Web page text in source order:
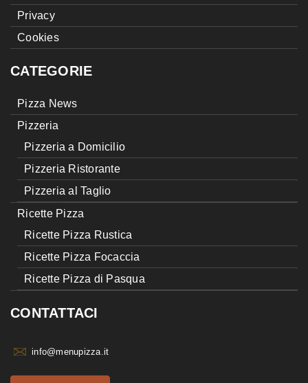
Privacy
Cookies
CATEGORIE
Pizza News
Pizzeria
Pizzeria a Domicilio
Pizzeria Ristorante
Pizzeria al Taglio
Ricette Pizza
Ricette Pizza Rustica
Ricette Pizza Focaccia
Ricette Pizza di Pasqua
CONTATTACI
info@menupizza.it